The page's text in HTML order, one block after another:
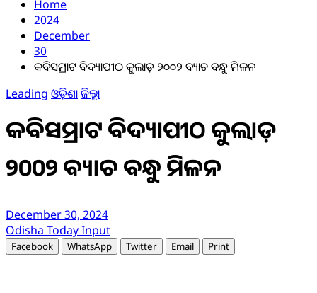
Home
2024
December
30
କବିସମ୍ରାଟ ବିଦ୍ୟାପୀଠ କୁଲାଡ଼ ୨୦୦୨ ବ୍ୟାଚ ବନ୍ଧୁ ମିଳନ
Leading ଓଡ଼ିଶାଜିଲ୍ଲା
କବିସମ୍ରାଟ ବିଦ୍ୟାପୀଠ କୁଲାଡ଼
୨୦୦୨ ବ୍ୟାଚ ବନ୍ଧୁ ମିଳନ
December 30, 2024
Odisha Today Input
Facebook WhatsApp Twitter Email Print